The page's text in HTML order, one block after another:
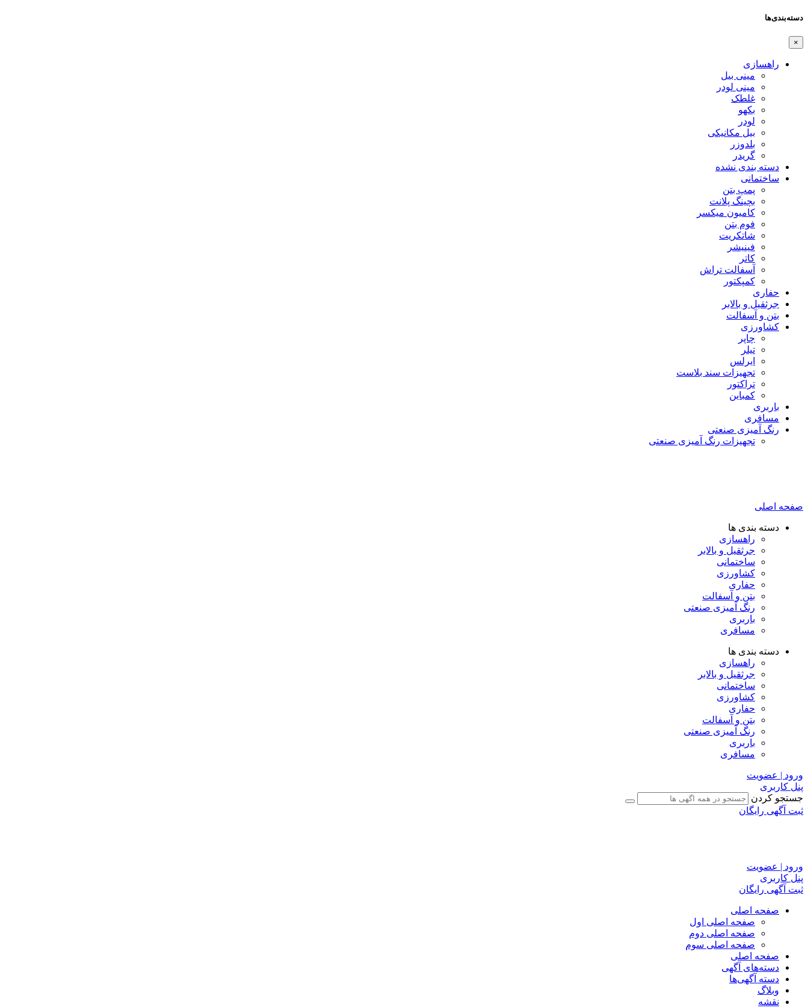
دسته‌بندی‌ها
×
راهسازی
مینی بیل
مینی لودر
غلطک
بکهو
لودر
بیل مکانیکی
بلدوزر
گریدر
دسته بندی نشده
ساختمانی
پمپ بتن
بچینگ پلانت
کامیون میکسر
فوم بتن
شاتکریت
فینیشر
کاتر
آسفالت تراش
کمپکتور
حفاری
جرثقیل و بالابر
بتن و آسفالت
کشاورزی
چاپر
تیلر
ایرلس
تجهیزات سند بلاست
تراکتور
کمباین
باربری
مسافری
رنگ آمیزی صنعتی
تجهیزات رنگ آمیزی صنعتی
صفحه اصلی
دسته بندی ها
راهسازی
جرثقیل و بالابر
ساختمانی
کشاورزی
حفاری
بتن و آسفالت
رنگ آمیزی صنعتی
باربری
مسافری
دسته بندی ها
راهسازی
جرثقیل و بالابر
ساختمانی
کشاورزی
حفاری
بتن و آسفالت
رنگ آمیزی صنعتی
باربری
مسافری
ورود | عضویت
پنل کاربری
جستجو کردن
ثبت آگهی رایگان
ورود | عضویت
پنل کاربری
ثبت آگهی رایگان
صفحه اصلی
صفحه اصلی اول
صفحه اصلی دوم
صفحه اصلی سوم
صفحه اصلی
دسته‌های آگهی
دسته آگهی‌ها
وبلاگ
نقشه